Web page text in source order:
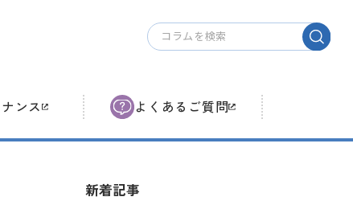
ナンス よくある ご質問
新着記事